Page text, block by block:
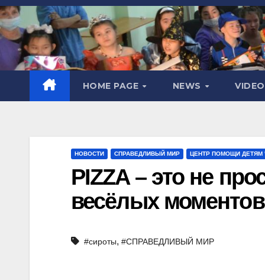
HOME PAGE NEWS VIDEO
НОВОСТИ СПРАВЕДЛИВЫЙ МИР ЦЕНТР ПОМОЩИ
PIZZA – это не
весёлых
#сироты, #СПРАВЕДЛИВЫЙ МИР